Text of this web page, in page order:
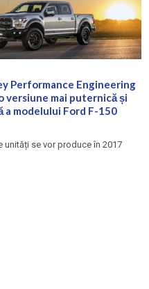
Performance Engineering
versiune mai puternică și
a modelului Ford F-150
unități se vor produce în 2017